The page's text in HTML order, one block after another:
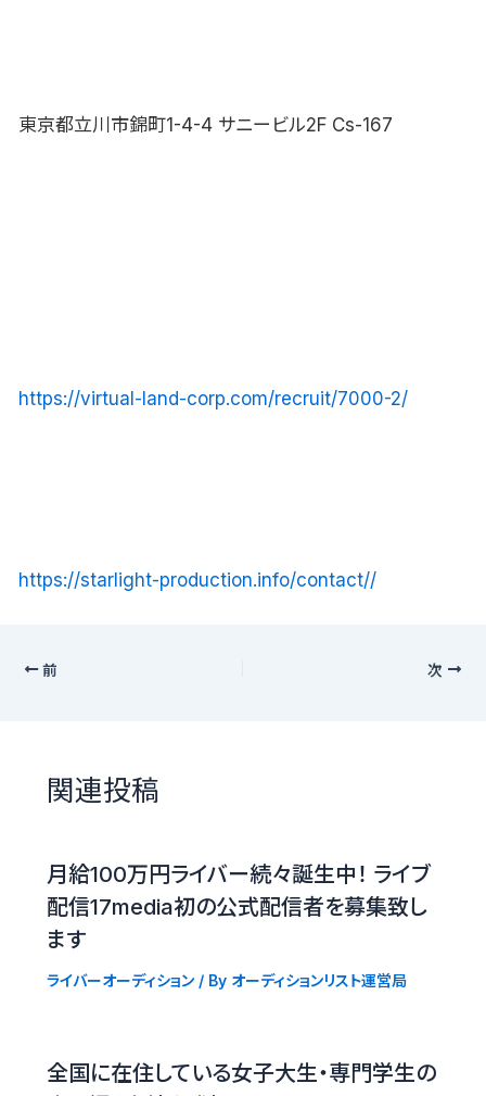
東京都立川市錦町1-4-4 サニービル2F Cs-167
https://virtual-land-corp.com/recruit/7000-2/
https://starlight-production.info/contact//
前 次
関連投稿
月給100万円ライバー続々誕生中！ ライブ
配信17media初の公式配信者を募集致し
ます
ライバーオーディション/ By オーディションリスト運営局
全国に在住している女子大生・専門学生の